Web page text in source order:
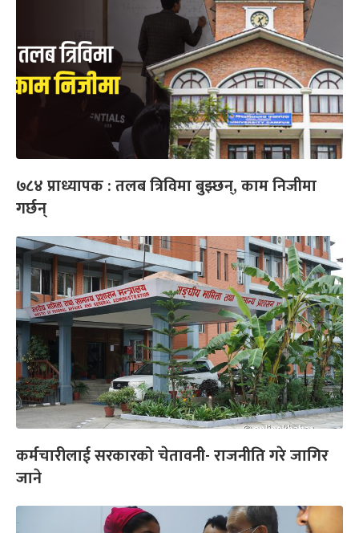
७८४ प्राध्यापक : तलब त्रिविमा बुझ्छन्, काम निजीमा
गर्छन्
कर्मचारीलाई सरकारको चेतावनी- राजनीति गरे जागिर
जाने